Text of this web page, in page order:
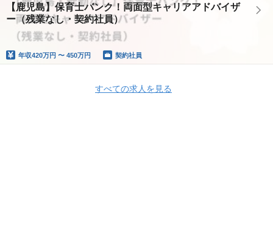
【鹿児島】保育士バンク！両面型キャリアアドバイザ
ー（残業なし・契約社員）
年収420万円 〜 450万円 契約社員
すべての求人を見る